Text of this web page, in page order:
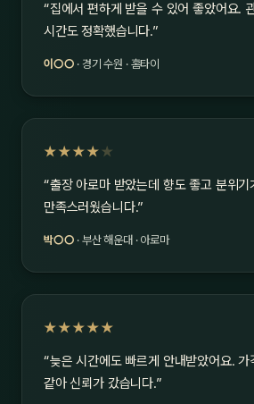
“집에서 편하게 받을 수 있어 좋았어요.
시간도 정확했습니다.”
이○○ · 경기 수원 · 홈타이
★★★★ ★
“출장 아로마 받았는데 향도 좋고 분위기
만족스러웠습니다.”
박○○ · 부산 해운대 · 아로마
★★★★★
“늦은 시간에도 빠르게 안내받았어요.
같아 신뢰가 갔습니다.”